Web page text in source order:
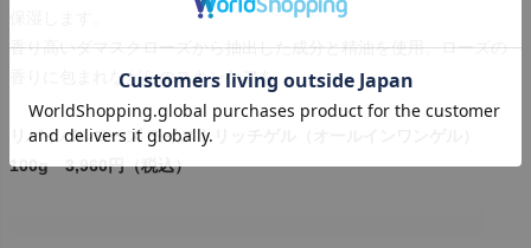
香り高いダマスクローズから抽出した成分と精油を使用。ローズの
香りに包まれながらのスキンケアを。
リバイバルローズ モイストリッチゲル（オールインワンゲル）
100g 3,960円（税込）